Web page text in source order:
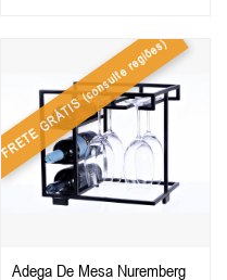
FRETE GRÁTIS
(consulte regiões)
Adega De Mesa Nuremberg